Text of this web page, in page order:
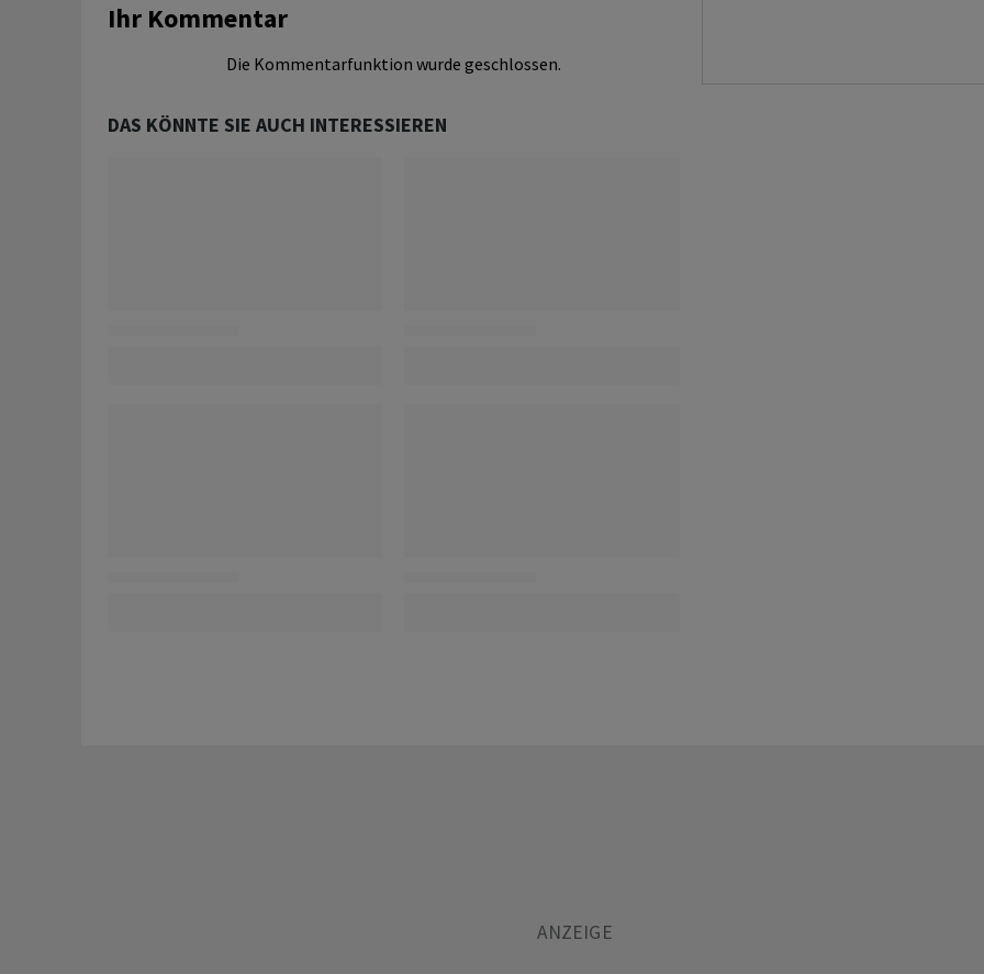
Ihr Kommentar
Die Kommentarfunktion wurde geschlossen.
DAS KÖNNTE SIE AUCH INTERESSIEREN